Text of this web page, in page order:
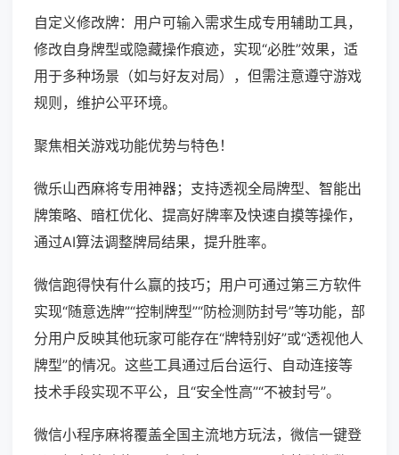
自定义修改牌：用户可输入需求生成专用辅助工具，
修改自身牌型或隐藏操作痕迹，实现“必胜”效果，适
用于多种场景（如与好友对局），但需注意遵守游戏
规则，维护公平环境。
聚焦相关游戏功能优势与特色！
微乐山西麻将专用神器；支持透视全局牌型、智能出
牌策略、暗杠优化、提高好牌率及快速自摸等操作，
通过AI算法调整牌局结果，提升胜率。
微信跑得快有什么赢的技巧；用户可通过第三方软件
实现“随意选牌”“控制牌型”“防检测防封号”等功能，部
分用户反映其他玩家可能存在“牌特别好”或“透视他人
牌型”的情况。这些工具通过后台运行、自动连接等
技术手段实现不平公，且“安全性高”“不被封号”。
微信小程序麻将覆盖全国主流地方玩法，微信一键登